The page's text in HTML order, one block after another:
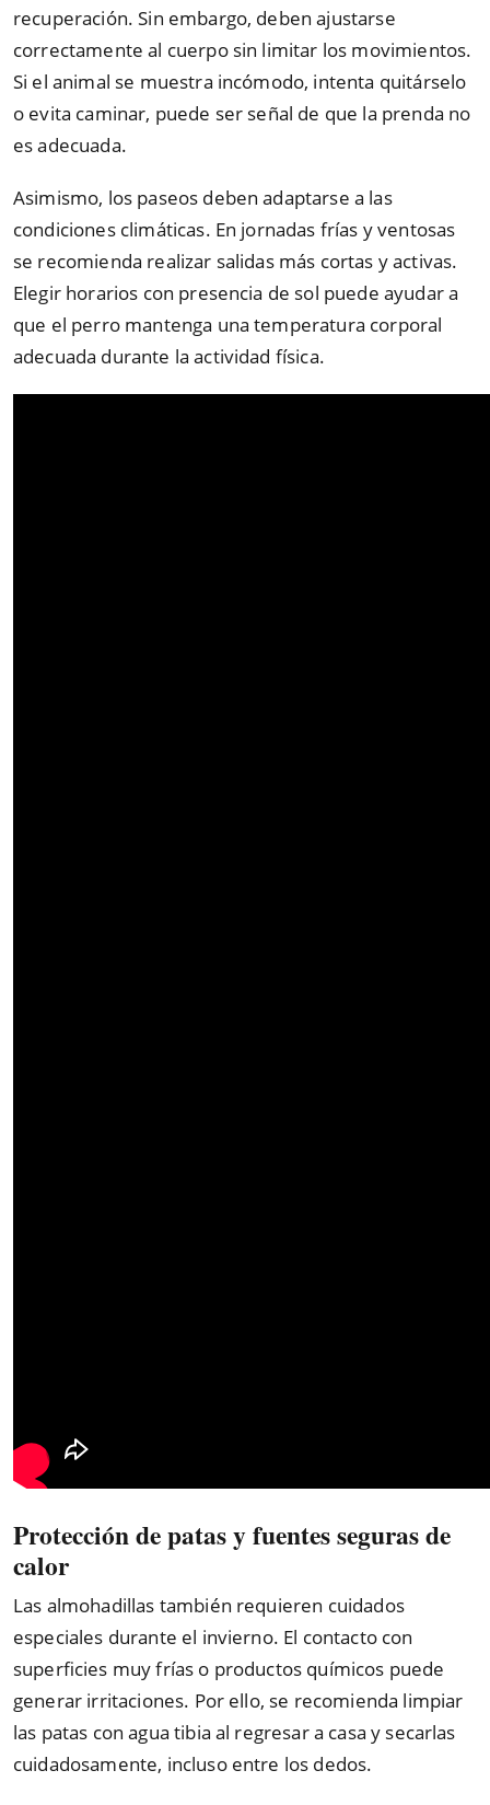
recuperación. Sin embargo, deben ajustarse
correctamente al cuerpo sin limitar los movimientos.
Si el animal se muestra incómodo, intenta quitárselo
o evita caminar, puede ser señal de que la prenda no
es adecuada.
Asimismo, los paseos deben adaptarse a las
condiciones climáticas. En jornadas frías y ventosas
se recomienda realizar salidas más cortas y activas.
Elegir horarios con presencia de sol puede ayudar a
que el perro mantenga una temperatura corporal
adecuada durante la actividad física.
Protección de patas y fuentes seguras de
calor
Las almohadillas también requieren cuidados
especiales durante el invierno. El contacto con
superficies muy frías o productos químicos puede
generar irritaciones. Por ello, se recomienda limpiar
las patas con agua tibia al regresar a casa y secarlas
cuidadosamente, incluso entre los dedos.